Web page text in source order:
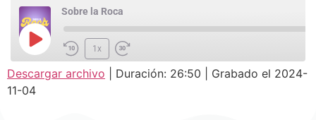
Sobre la Roca
1x
SUSCRIBIR COMPARTIR
COMPARTIR
Descargar archivo Duración: 26:50
Grabado el 2024-
11-04